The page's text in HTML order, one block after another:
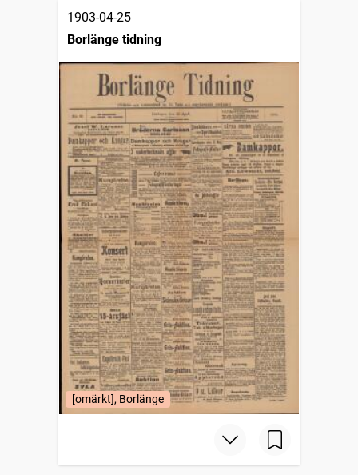
1903-04-25
Borlänge tidning
[omärkt], Borlänge